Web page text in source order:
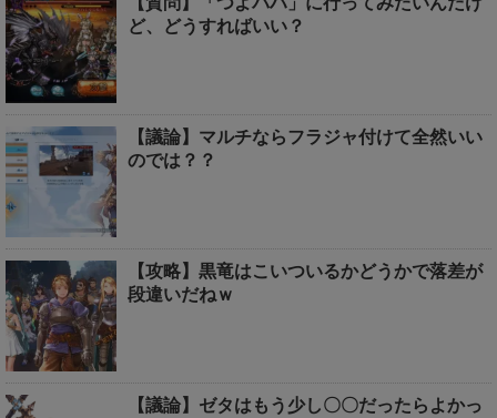
ど、どうすればいい？
【議論】マルチならフラジャ付けて全然いい
のでは？？
【攻略】黒竜はこいついるかどうかで落差が
段違いだねｗ
【議論】ゼタはもう少し〇〇だったらよかっ